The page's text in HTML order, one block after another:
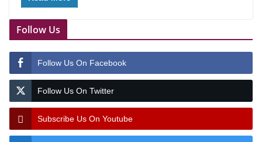
Follow Us
Follow Us On Facebook
Follow Us On Twitter
Subscribe Us On Youtube